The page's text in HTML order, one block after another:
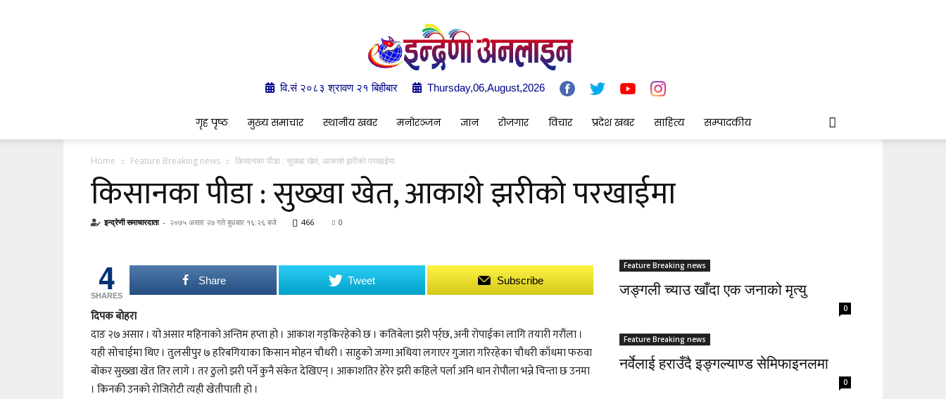
Indrenionline.com
वि.सं २०८३ श्रावण २१ बिहीबार Thursday,06,August,2026
गृह पृष्ठ मुख्य समाचार स्थानीय खबर मनोरञ्जन ज्ञान रोजगार विचार प्रदेश खबर साहित्य सम्पादकीय
Home Feature Breaking news किसानका पीडा : सुख्खा खेत, आकाशे झरीको परखाईमा
किसानका पीडा : सुख्खा खेत, आकाशे झरीको परखाईमा
इन्द्रेणी समाचारदाता - २०७५ असार २७ गते बुधबार १६:२६ बजे 466 0
4
SHARES
Share Tweet Subscribe
दिपक बोहरा
दाङ २७ असार । यो असार महिनाको अन्तिम हप्ता हो । आकाश गड्किरहेको छ । कतिबेला झरी पर्र्छ, अनी रोपाईका लागि तयारी गरौंला ।
यही सोचाईमा थिए । तुलसीपुर ७ हरिबगियाका किसान मोहन चौधरी । साहुको जग्गा अधिया लगाएर गुजारा गरिरहेका चौधरी काँधमा फरुवा
बोकर सुख्खा खेत तिर लागे । तर ठुलो झरी पर्ने कुनै संकेत देखिएन् । आकाशतिर हेरेर झरी कहिले पर्ला अनि धान रोपौला भन्ने चिन्ता छ उनमा
। किनकी उनको रोजिरोटी त्यही खेतीपाती हो ।
Feature Breaking news
जङ्गली च्याउ खाँदा एक जनाको मृत्यु
0
Feature Breaking news
नर्वेलाई हराउँदै इङ्गल्याण्ड सेमिफाइनलमा
0